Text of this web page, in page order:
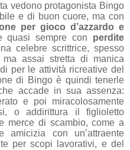
vedono protagonista Bingo
e di buon cuore, ma con
per gioco d’azzardo e
quasi sempre con perdite
celebre scrittrice, spesso
assai stretta di manica
per le attività ricreative del
di Bingo è quindi tenerle
accade in sua assenza:
e poi miracolosamente
o addirittura il figlioletto
merce di scambio, come a
con un’attraente
per scopi lavorativi, e del